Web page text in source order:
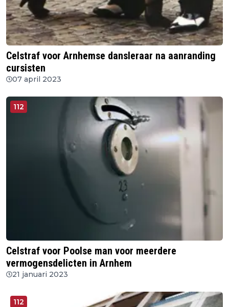
Celstraf voor Arnhemse dansleraar na aanranding
cursisten
07 april 2023
112
Celstraf voor Poolse man voor meerdere
vermogensdelicten in Arnhem
21 januari 2023
112